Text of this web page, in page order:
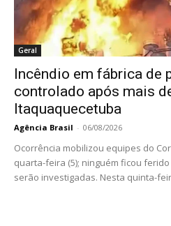
Geral
Incêndio em fábrica de
controlado após mais
Itaquaquecetuba
Agência Brasil - 06/08/2026
Ocorrência mobilizou equipes do
quarta-feira (5); ninguém ficou
serão investigadas. Nesta quinta-